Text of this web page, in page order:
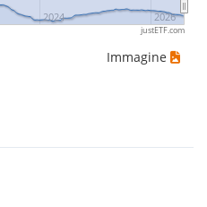
2024 2026
justETF.com
Immagine